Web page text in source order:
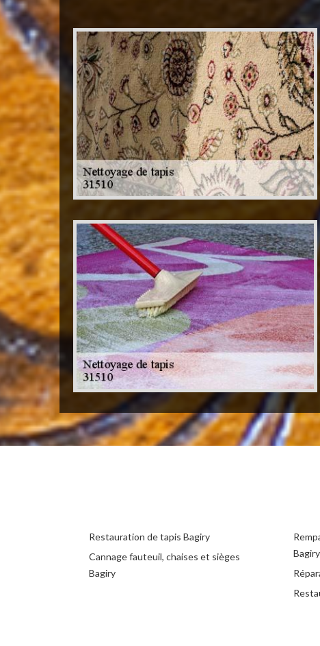
Restauration de tapis Bagiry
Cannage fauteuil, chaises et sièges
Bagiry
Bagiry